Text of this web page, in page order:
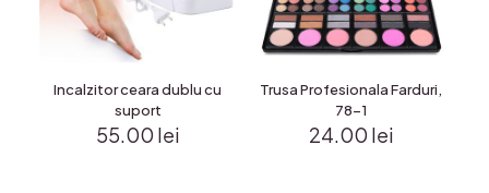
Incalzitor ceara dublu cu
suport
55.00 lei
Trusa Profesionala Farduri,
78-1
24.00 lei